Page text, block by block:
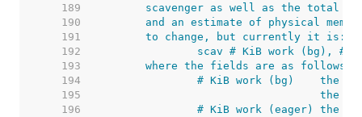
   189
   190
   191
   192
   193
   194
   195
   196